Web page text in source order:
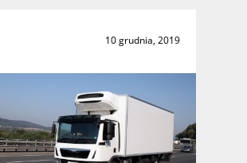
10 grudnia, 2019